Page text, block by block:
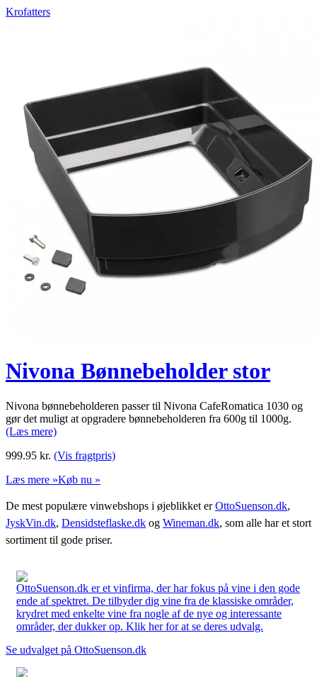
Krofatters
Nivona Bønnebeholder stor
Nivona bønnebeholderen passer til Nivona CafeRomatica 1030 og
gør det muligt at opgradere bønnebeholderen fra 600g til 1000g.
(Læs mere)
999.95 kr. (Vis fragtpris)
Læs mere »Køb nu »
De mest populære vinwebshops i øjeblikket erOttoSuenson.dk,
JyskVin.dk, Densidsteflaske.dk og Wineman.dk, som alle har et stort
sortiment til gode priser.
OttoSuenson.dk er et vinfirma, der har fokus på vine i den gode
ende af spektret. De tilbyder dig vine fra de klassiske områder,
krydret med enkelte vine fra nogle af de nye og interessante
områder, der dukker op. Klik her for at se deres udvalg.
Se udvalget på OttoSuenson.dk